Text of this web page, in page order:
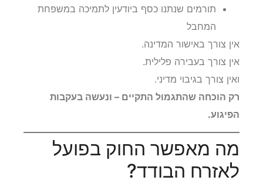
תורמים שנתנו כסף ביודעין לתמיכה במשפחת
המחבל
אין צורך באישור המדינה.
אין צורך בעבירה פלילית.
ואין צורך בגיבוי מדיני.
רק הוכחה שהתגמול התקיים – ונעשה בעקבות
הפיגוע.
מה מאפשר החוק בפועל
לאזרח הבודד?